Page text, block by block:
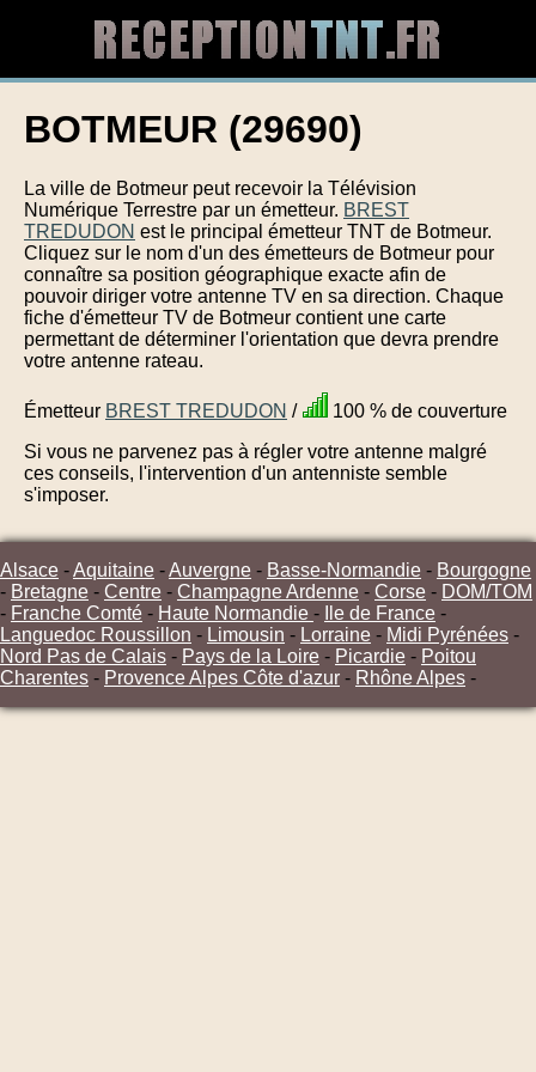
BOTMEUR (29690)
La ville de Botmeur peut recevoir la Télévision
Numérique Terrestre par un émetteur. BREST
TREDUDON est le principal émetteur TNT de Botmeur.
Cliquez sur le nom d'un des émetteurs de Botmeur pour
connaître sa position géographique exacte afin de
pouvoir diriger votre antenne TV en sa direction. Chaque
fiche d'émetteur TV de Botmeur contient une carte
permettant de déterminer l'orientation que devra prendre
votre antenne rateau.
Émetteur BREST TREDUDON /
100 % de couverture
Si vous ne parvenez pas à régler votre antenne malgré
ces conseils, l'intervention d'un antenniste semble
s'imposer.
Alsace -Aquitaine -Auvergne - Basse-Normandie - Bourgogne
- Bretagne - Centre - Champagne Ardenne - Corse - DOM/TOM
- Franche Comté - Haute Normandie - Ile de France -
Languedoc Roussillon - Limousin - Lorraine - Midi Pyrénées -
Nord Pas de Calais - Pays de la Loire - Picardie - Poitou
Charentes - Provence Alpes Côte d'azur - Rhône Alpes -